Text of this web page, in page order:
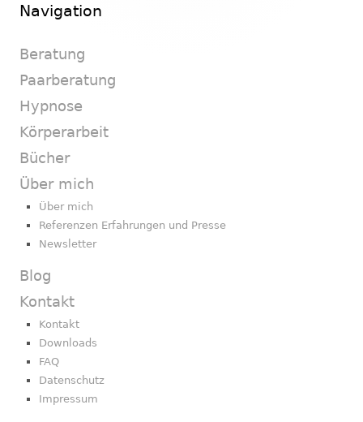
Navigation
Beratung
Paarberatung
Hypnose
Körperarbeit
Bücher
Über mich
Über mich
Referenzen Erfahrungen und Presse
Newsletter
Blog
Kontakt
Kontakt
Downloads
FAQ
Datenschutz
Impressum